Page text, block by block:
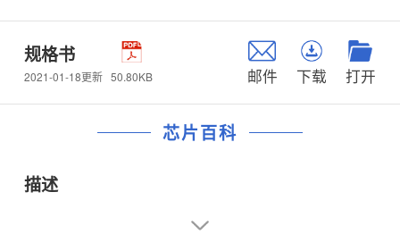
规格书
2021-01-18更新 50.80KB 邮件 下载 打开
芯片百科
描述